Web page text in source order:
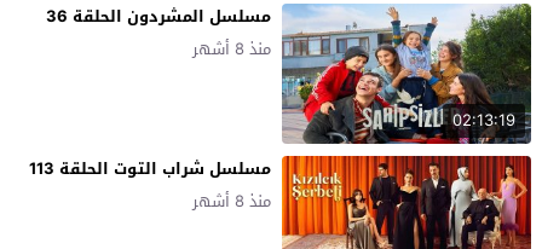
02:13:19
مسلسل المشردون الحلقة 36
منذ 8 أشهر
مسلسل شراب التوت الحلقة 113
منذ 8 أشهر